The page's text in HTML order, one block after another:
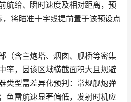
航给、瞬时速度及相对距离，预
将瞄准十字线提前置于该预设点
（含主炮塔、烟囱、舰桥等密集
率，因该区域横截面积大且规避
类型需差异化预判：常规舰炮弹
鱼雷航速显著偏低，发射时机应